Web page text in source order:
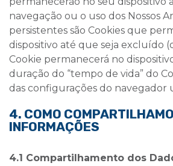
navegação ou o uso dos Nossos
persistentes são Cookies que
dispositivo até que seja excluído
Cookie permanecerá no
duração do “tempo de vida” do
das configurações do navegador
4. COMO
INFORMAÇÕES
4.1 Compartilhamento dos